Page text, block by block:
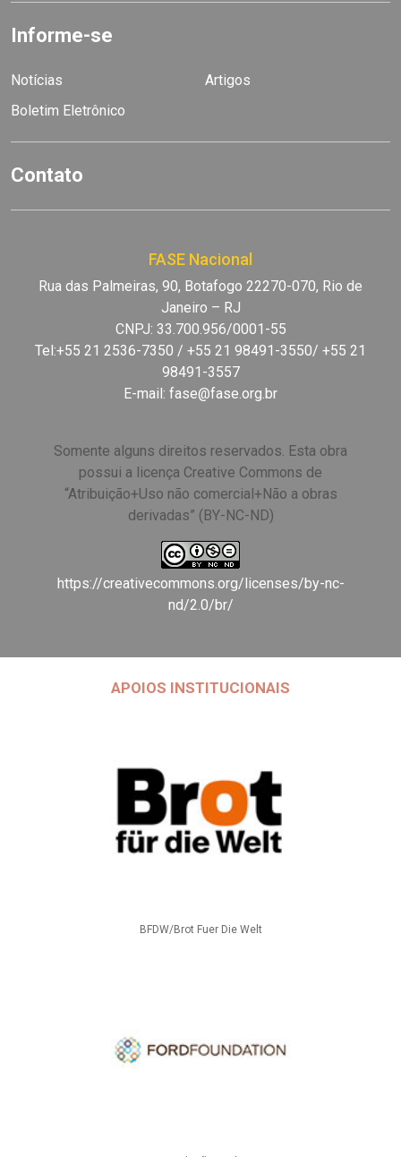
Informe-se
Notícias
Artigos
Boletim Eletrônico
Contato
FASE Nacional
Rua das Palmeiras, 90, Botafogo 22270-070, Rio de
Janeiro – RJ
CNPJ: 33.700.956/0001-55
Tel:+55 21 2536-7350 / +55 21 98491-3550/ +55 21
98491-3557
E-mail: fase@fase.org.br
Somente alguns direitos reservados. Esta obra
possui a licença Creative Commons de
“Atribuição+Uso não comercial+Não a obras
derivadas” (BY-NC-ND)
https://creativecommons.org/licenses/by-nc-
nd/2.0/br/
APOIOS INSTITUCIONAIS
BFDW/Brot Fuer Die Welt